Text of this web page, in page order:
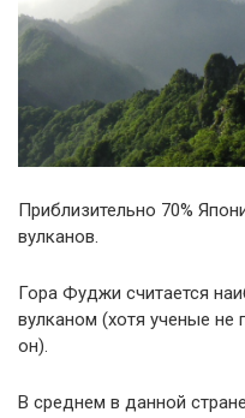
Приблизительно 70%
вулканов.
Гора Фуджи считается
вулканом (хотя ученые
он).
В среднем в данной